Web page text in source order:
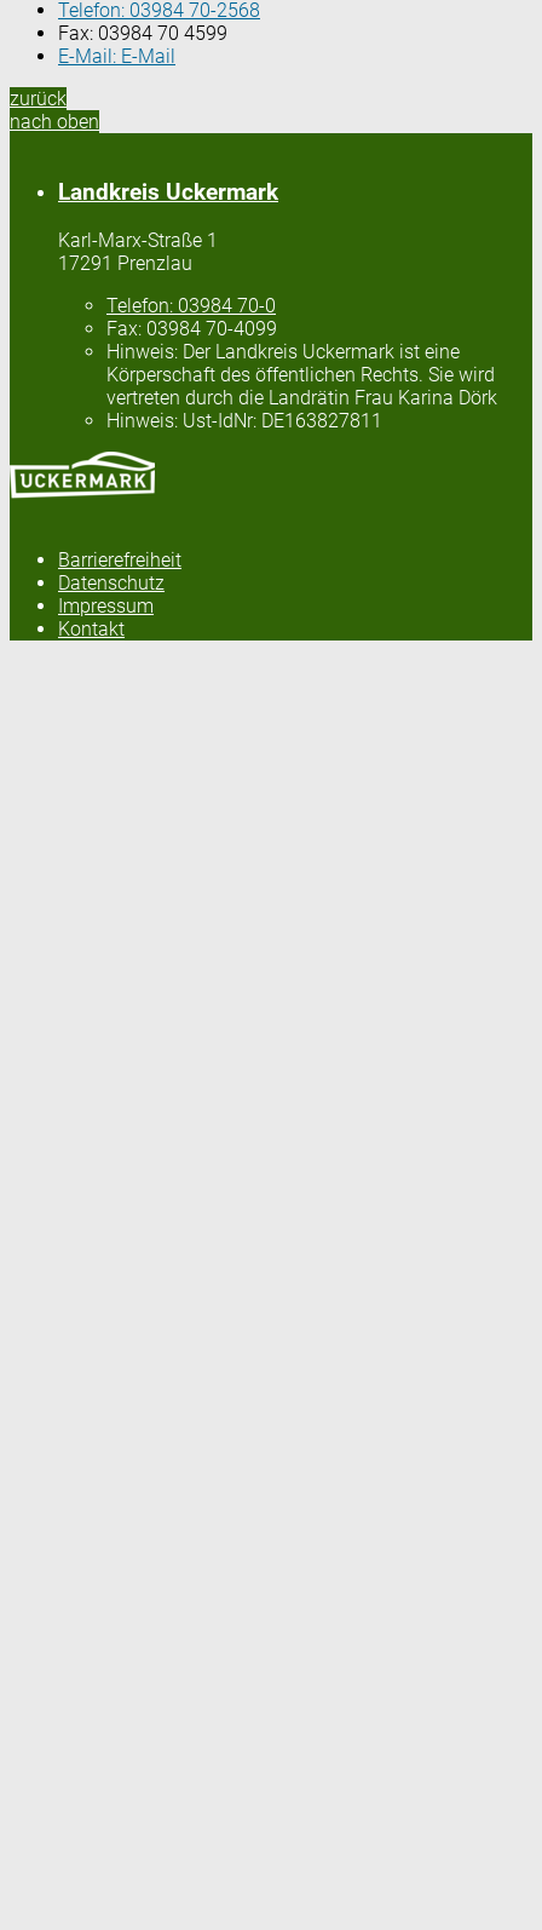
Telefon: 03984 70-2568
Fax: 03984 70 4599
E-Mail: E-Mail
zurück
nach oben
Landkreis Uckermark
Karl-Marx-Straße 1
17291 Prenzlau
Telefon: 03984 70-0
Fax: 03984 70-4099
Hinweis: Der Landkreis Uckermark ist eine
Körperschaft des öffentlichen Rechts. Sie wird
vertreten durch die Landrätin Frau Karina Dörk
Hinweis: Ust-IdNr: DE163827811
Barrierefreiheit
Datenschutz
Impressum
Kontakt